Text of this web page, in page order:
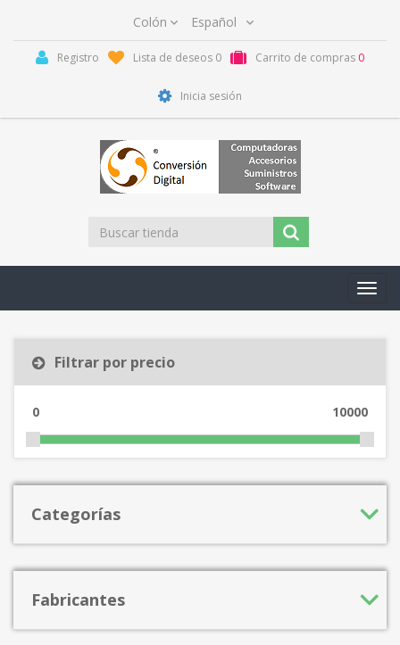
Registro Lista de deseos 0 Carrito de compras 0
Inicia sesión
Filtrar por precio
0 10000
Categorías
Fabricantes